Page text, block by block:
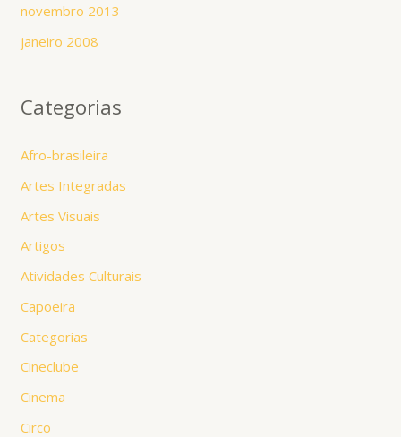
novembro 2013
janeiro 2008
Categorias
Afro-brasileira
Artes Integradas
Artes Visuais
Artigos
Atividades Culturais
Capoeira
Categorias
Cineclube
Cinema
Circo